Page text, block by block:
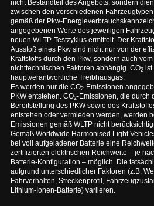
nicht Bestandteil des Angebots, sondern
zwischen den verschiedenen
gemäß der Pkw-
angegebenen Werte des jeweiligen
neuen WLTP-Testzyklus ermittelt. Der
Ausstoß eines Pkw sind nicht nur von der
Kraftstoffs durch den Pkw, sondern auch
nichttechnischen Faktoren abhängig. CO2ist
hauptverantwortliche Treibhausgas.
Es werden nur die CO2-Emissionen
PKW entstehen. CO2-Emissionen, die durch
Bereitstellung des PKW sowie des
entstehen oder vermieden werden, werden
Emissionen gemäß WLTP nicht
Gemäß Worldwide Harmonised Light
bei voll aufgeladener Batterie eine
zertifizierten elektrischen Reichweite – je
Batterie-Konfiguration – möglich. Die
aufgrund unterschiedlicher Faktoren (z.B.
Fahrverhalten, Streckenprofil,
Lithium-Ionen-Batterie) variieren.